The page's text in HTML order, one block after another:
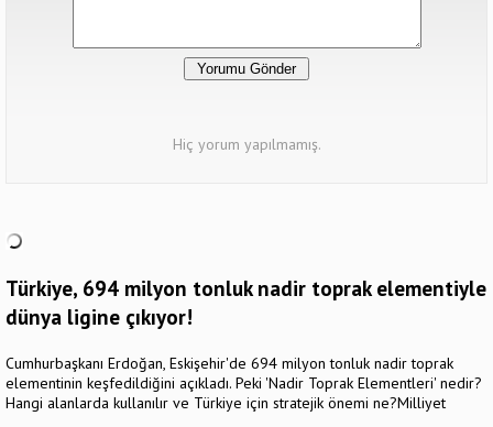
Hiç yorum yapılmamış.
Türkiye, 694 milyon tonluk nadir toprak elementiyle
dünya ligine çıkıyor!
Cumhurbaşkanı Erdoğan, Eskişehir'de 694 milyon tonluk nadir toprak
elementinin keşfedildiğini açıkladı. Peki 'Nadir Toprak Elementleri' nedir?
Hangi alanlarda kullanılır ve Türkiye için stratejik önemi ne?Milliyet